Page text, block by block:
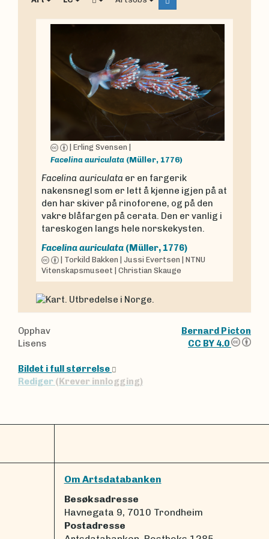
| Erling Svensen |
Facelina auriculata (Müller, 1776)
Facelina auriculata er en fargerik
nakensnegl som er lett å kjenne igjen på at
den har skiver på rinoforene, og på den
vakre blåfargen på cerata. Den er vanlig i
tareskogen langs hele norskekysten.
Facelina auriculata (Müller, 1776)
Torkild Bakken Jussi Evertsen
NTNU
Vitenskapsmuseet
Christian Skauge
Opphav
Bernard Picton
Lisens
CC BY 4.0
Bildet i full størrelse
Rediger (Krever innlogging)
Om Artsdatabanken
Besøksadresse
Havnegata 9, 7010 Trondheim
Postadresse